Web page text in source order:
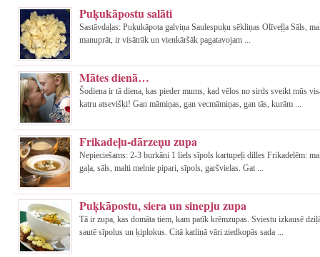
Puķukāpostu salāti
Sastāvdaļas: Puķukāpota galviņa Saulespuķu sēkliņas Olīveļļa Sāls,
manuprāt, ir visātrāk un vienkāršāk pagatavojam ...
Mātes dienā…
Šodiena ir tā diena, kas pieder mums, kad vēlos no sirds sveikt mūs
katru atsevišķi! Gan māmiņas, gan vecmāmiņas, gan tās, kurām ...
Frikadeļu-dārzeņu zupa
Nepieciešams: 2-3 burkāni 1 liels sīpols kartupeļi dilles Frikadelēm:
gaļa, sāls, malti melnie pipari, sīpols, garšvielas. Gat ...
Puķkāpostu, siera un sinepju zupa
Tā ir zupa, kas domāta tiem, kam patīk krēmzupas. Sviestu izkausē
sautē sīpolus un ķiplokus. Citā katliņā vāri ziedkopās sada ...